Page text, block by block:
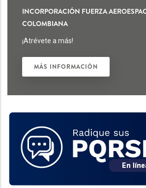
INCORPORACIÓN FUERZA
COLOMBIANA
¡Atrévete a más!
MÁS INFORMACIÓN